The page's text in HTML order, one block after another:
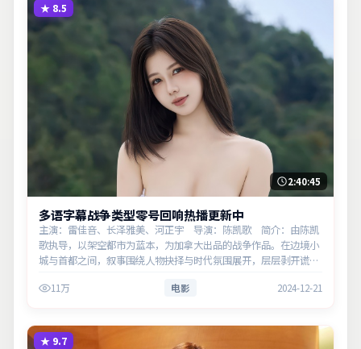
★ 8.5
2:40:45
多语字幕战争类型零号回响热播更新中
主演：雷佳音、长泽雅美、河正宇 导演：陈凯歌 简介：由陈凯
歌执导，以架空都市为蓝本，为加拿大出品的战争作品。在边境小
城与首都之间，叙事围绕人物抉择与时代氛围展开，层层剥开谎言
11万 电影 2024-12-21
★ 9.7